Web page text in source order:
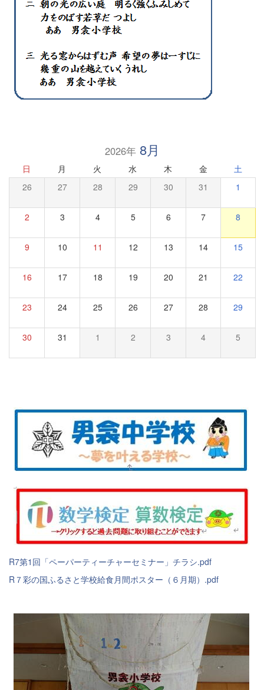
2026年8月
日 月 火 水 木 金 土
26 27 28 29 30 31 1
2 3 4 5 6 7 8
9 10 11 12 13 14 15
16 17 18 19 20 21 22
23 24 25 26 27 28 29
30 31 1 2 3 4 5
R7第1回「ペーパーティーチャーセミナー」チラシ.pdf
R７彩の国ふるさと学校給食月間ポスター（６月期）.pdf